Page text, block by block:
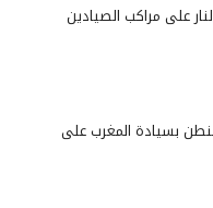
على مراكب الصيادين
بسيادة المغرب على